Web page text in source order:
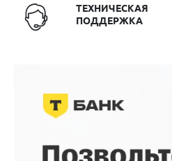
ТЕХНИЧЕСКАЯ
ПОДДЕРЖКА